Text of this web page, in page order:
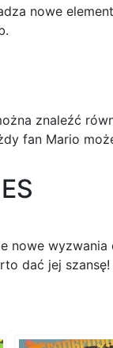
nowe
znaleźć
fan Mario
nowe
dać jej szansę!